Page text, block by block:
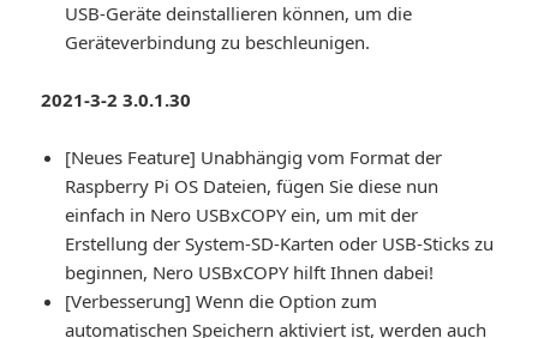
USB-Geräte deinstallieren können, um die
Geräteverbindung zu beschleunigen.
2021-3-2 3.0.1.30
[Neues Feature] Unabhängig vom Format der
Raspberry Pi OS Dateien, fügen Sie diese nun
einfach in Nero USBxCOPY ein, um mit der
Erstellung der System-SD-Karten oder USB-Sticks zu
beginnen, Nero USBxCOPY hilft Ihnen dabei!
[Verbesserung] Wenn die Option zum
automatischen Speichern aktiviert ist, werden auch